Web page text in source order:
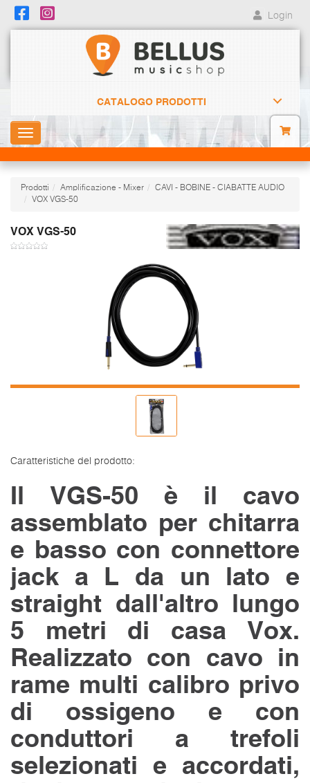
Login
CATALOGO PRODOTTI
Toggle
navigation
Prodotti Amplificazione - Mixer
CAVI - BOBINE - CIABATTE AUDIO
VOX VGS-50
VOX VGS-50
Caratteristiche del prodotto:
Il VGS-50 è il cavo
assemblato per chitarra
e basso con connettore
jack a L da un lato e
straight dall'altro lungo
5 metri di casa Vox.
Realizzato con cavo in
rame multi calibro privo
di ossigeno e con
conduttori a trefoli
selezionati e accordati,